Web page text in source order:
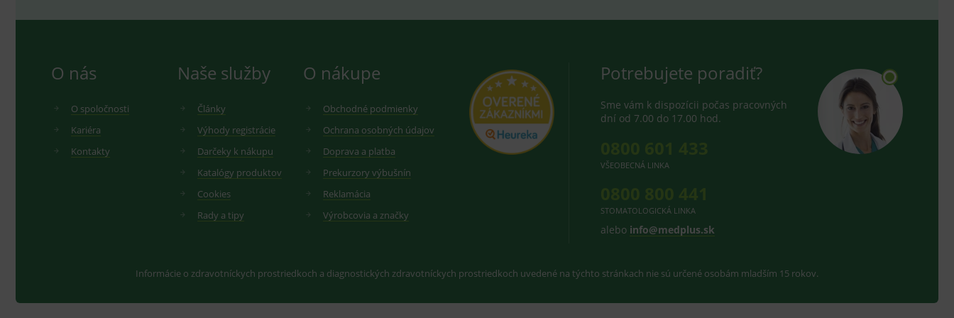
O nás
O spoločnosti
Kariéra
Kontakty
Naše služby
Články
Výhody registrácie
Darčeky k nákupu
Katalógy produktov
Cookies
Rady a tipy
O nákupe
Obchodné podmienky
Ochrana osobných údajov
Doprava a platba
Prekurzory výbušnín
Reklamácia
Výrobcovia a značky
Potrebujete poradiť?
Sme vám k dispozícii počas pracovných
dní od 7.00 do 17.00 hod.
VŠEOBECNÁ LINKA
STOMATOLOGICKÁ LINKA
alebo info@medplus.sk
Informácie o zdravotníckych prostriedkoch a diagnostických zdravotníckych prostriedkoch uvedené na týchto stránkach nie sú určené osobám mladším 15 rokov.